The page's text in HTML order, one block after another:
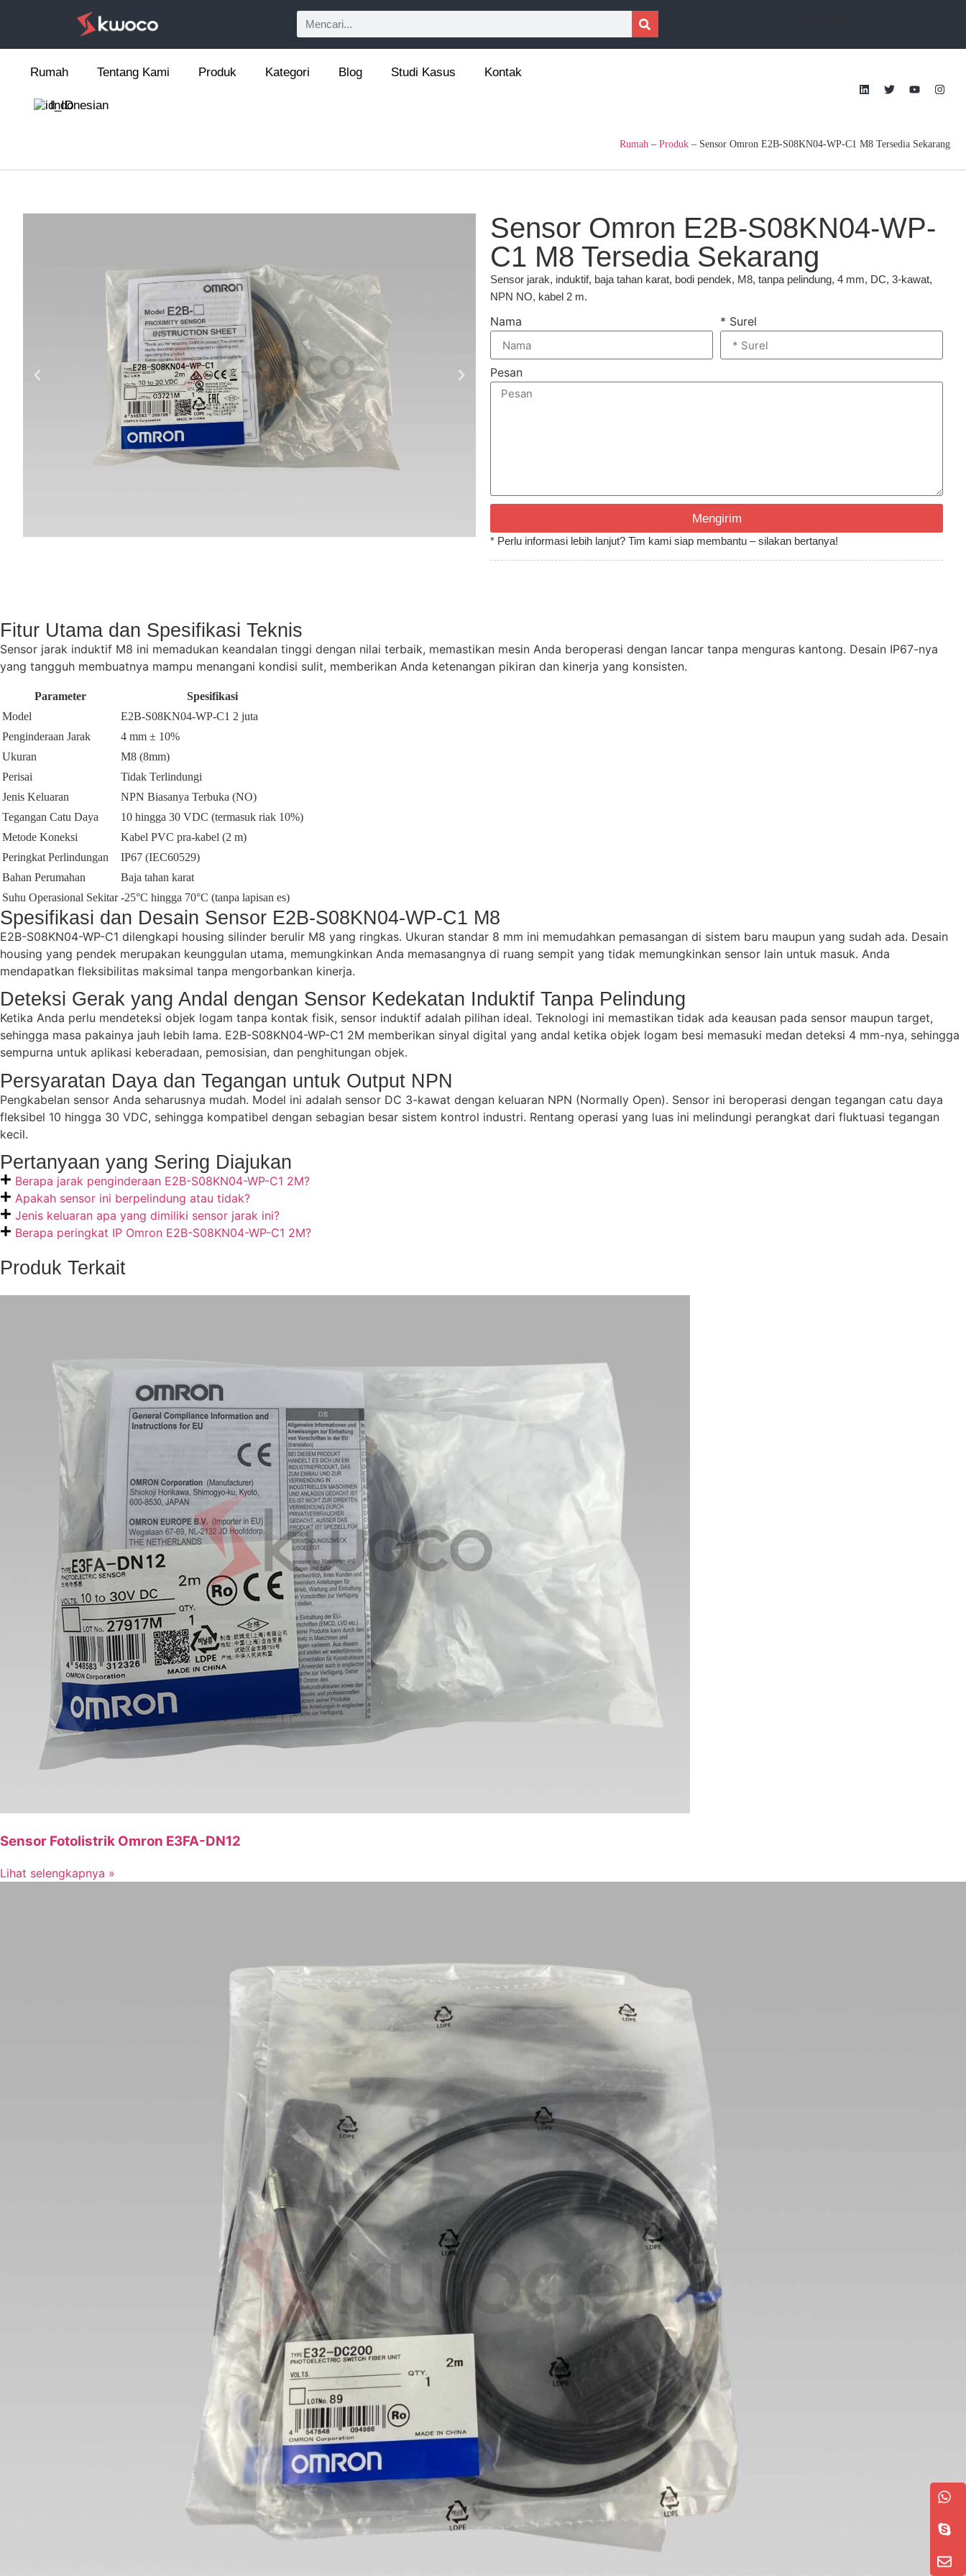
Rumah Tentang Kami Produk Kategori Blog Studi Kasus Kontak
Indonesian
Rumah – Produk – Sensor Omron E2B-S08KN04-WP-C1 M8 Tersedia Sekarang
Sensor Omron E2B-S08KN04-WP-
C1 M8 Tersedia Sekarang
Sensor jarak, induktif, baja tahan karat, bodi pendek, M8, tanpa pelindung, 4 mm, DC, 3-kawat,
NPN NO, kabel 2 m.
Nama * Surel
Pesan
Mengirim
* Perlu informasi lebih lanjut? Tim kami siap membantu – silakan bertanya!
Fitur Utama dan Spesifikasi Teknis
Sensor jarak induktif M8 ini memadukan keandalan tinggi dengan nilai terbaik, memastikan mesin Anda beroperasi dengan lancar tanpa menguras kantong. Desain IP67-nya
yang tangguh membuatnya mampu menangani kondisi sulit, memberikan Anda ketenangan pikiran dan kinerja yang konsisten.
Parameter
Spesifikasi
Model
E2B-S08KN04-WP-C1 2 juta
Penginderaan Jarak
4 mm ± 10%
Ukuran
M8 (8mm)
Perisai
Tidak Terlindungi
Jenis Keluaran
NPN Biasanya Terbuka (NO)
Tegangan Catu Daya
10 hingga 30 VDC (termasuk riak 10%)
Metode Koneksi
Kabel PVC pra-kabel (2 m)
Peringkat Perlindungan
IP67 (IEC60529)
Bahan Perumahan
Baja tahan karat
Suhu Operasional Sekitar -25°C hingga 70°C (tanpa lapisan es)
Spesifikasi dan Desain Sensor E2B-S08KN04-WP-C1 M8
E2B-S08KN04-WP-C1 dilengkapi housing silinder berulir M8 yang ringkas. Ukuran standar 8 mm ini memudahkan pemasangan di sistem baru maupun yang sudah ada. Desain
housing yang pendek merupakan keunggulan utama, memungkinkan Anda memasangnya di ruang sempit yang tidak memungkinkan sensor lain untuk masuk. Anda
mendapatkan fleksibilitas maksimal tanpa mengorbankan kinerja.
Deteksi Gerak yang Andal dengan Sensor Kedekatan Induktif Tanpa Pelindung
Ketika Anda perlu mendeteksi objek logam tanpa kontak fisik, sensor induktif adalah pilihan ideal. Teknologi ini memastikan tidak ada keausan pada sensor maupun target,
sehingga masa pakainya jauh lebih lama. E2B-S08KN04-WP-C1 2M memberikan sinyal digital yang andal ketika objek logam besi memasuki medan deteksi 4 mm-nya, sehingga
sempurna untuk aplikasi keberadaan, pemosisian, dan penghitungan objek.
Persyaratan Daya dan Tegangan untuk Output NPN
Pengkabelan sensor Anda seharusnya mudah. Model ini adalah sensor DC 3-kawat dengan keluaran NPN (Normally Open). Sensor ini beroperasi dengan tegangan catu daya
fleksibel 10 hingga 30 VDC, sehingga kompatibel dengan sebagian besar sistem kontrol industri. Rentang operasi yang luas ini melindungi perangkat dari fluktuasi tegangan
kecil.
Pertanyaan yang Sering Diajukan
Berapa jarak penginderaan E2B-S08KN04-WP-C1 2M?
Apakah sensor ini berpelindung atau tidak?
Jenis keluaran apa yang dimiliki sensor jarak ini?
Berapa peringkat IP Omron E2B-S08KN04-WP-C1 2M?
Produk Terkait
Sensor Fotolistrik Omron E3FA-DN12
Lihat selengkapnya »